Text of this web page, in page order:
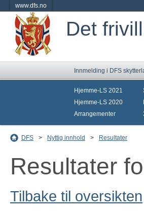
www.dfs.no
Det
Innmelding i DFS
Hjemme-LS 2021
Hjemme-LS 2020
Arrangementer
DFS > Nyttig innhold > Resultater
Resultater
Tilbake til oversikten